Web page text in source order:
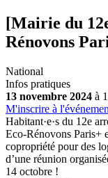
[Mairie du
Rénovons
National
Infos pratiques
13 novembre 2024 à
M'inscrire à
Habitant·e·s du 12e
Eco-Rénovons Paris+
copropriété pour des
d’une réunion
14 octobre !